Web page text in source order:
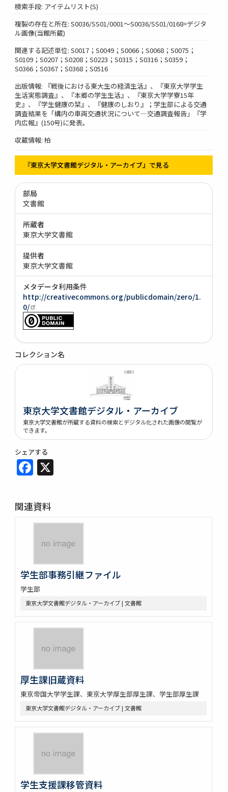
検索手段: アイテムリスト(S)
複製の存在と所在: S0036/SS01/0001～S0036/SS01/0168=デジタ
ル画像(当館所蔵)
関連する記述単位: S0017；S0049；S0066；S0068；S0075；
S0109；S0207；S0208；S0223；S0315；S0316；S0359；
S0366；S0367；S0368；S0516
出版情報: 『戦後における東大生の経済生活』、『東京大学学生
生活実態調査』、『本郷の学生生活』、『東京大学学寮15年
史』、『学生健康の栞』、『健康のしおり』；学生部による交通
調査結果を「構内の車両交通状況について―交通調査報告」『学
内広報』(150号)に発表。
収蔵情報: 柏
『東京大学文書館デジタル・アーカイブ』で見る
部局
文書館
所蔵者
東京大学文書館
提供者
東京大学文書館
メタデータ利用条件
http://creativecommons.org/publicdomain/zero/1.
0/
コレクション名
東京大学文書館デジタル・アーカイブ
東京大学文書館が所蔵する資料の検索とデジタル化された画像の閲覧が
できます。
シェアする
Facebook
関連資料
学生部事務引継ファイル
学生部
東京大学文書館デジタル・アーカイブ | 文書館
厚生課旧蔵資料
東京帝国大学学生課、東京大学厚生部厚生課、学生部厚生課
東京大学文書館デジタル・アーカイブ | 文書館
学生支援課移管資料